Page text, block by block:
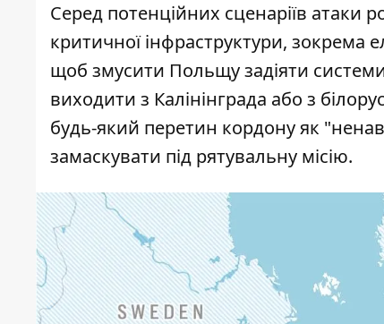
Серед потенційних сценаріїв атаки
критичної інфраструктури, зокрема
щоб змусити Польщу задіяти
виходити з Калінінграда або з
будь-який перетин кордону як
замаскувати під рятувальну місію.